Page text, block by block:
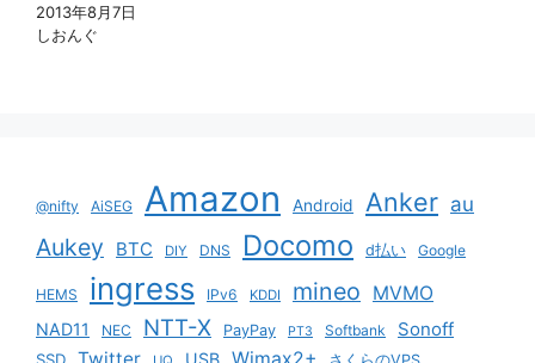
2013年8月7日
しおんぐ
@nifty AiSEG Amazon Android Anker au
Aukey BTC DIY DNS Docomo d払い Google
HEMS ingress IPv6 KDDI mineo MVMO
NAD11 NEC NTT-X PayPay PT3 Softbank Sonoff
USB